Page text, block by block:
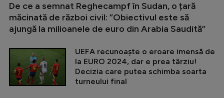
De ce a semnat Reghecampf în Sudan, o țară
măcinată de război civil: ”Obiectivul este să
ajungă la milioanele de euro din Arabia Saudită”
UEFA recunoaște o eroare imensă de
la EURO 2024, dar e prea târziu!
Decizia care putea schimba soarta
turneului final